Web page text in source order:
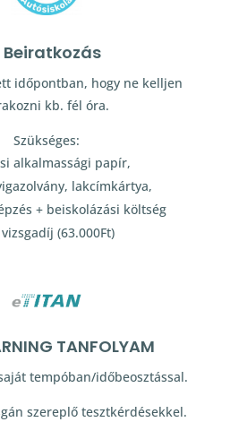
Beiratkozás
időpontban, hogy ne kelljen
kb. fél óra.
Szükséges:
alkalmassági papír,
lakcímkártya,
+ beiskolázási költség
(63.000Ft)
TANFOLYAM
tempóban/időbeosztással.
szereplő tesztkérdésekkel.